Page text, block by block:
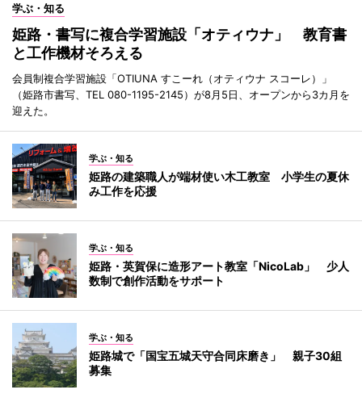
学ぶ・知る
姫路・書写に複合学習施設「オティウナ」 教育書
と工作機材そろえる
会員制複合学習施設「OTIUNA すこーれ（オティウナ スコーレ）」
（姫路市書写、TEL 080-1195-2145）が8月5日、オープンから3カ月を
迎えた。
学ぶ・知る
姫路の建築職人が端材使い木工教室 小学生の夏休
み工作を応援
学ぶ・知る
姫路・英賀保に造形アート教室「NicoLab」 少人
数制で創作活動をサポート
学ぶ・知る
姫路城で「国宝五城天守合同床磨き」 親子30組
募集